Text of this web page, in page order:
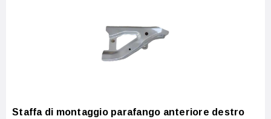
Staffa di montaggio parafango anteriore destro